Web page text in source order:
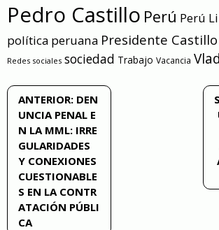
Pedro Castillo Perú Perú
política peruana Presidente Castillo
Redes sociales sociedad Trabajo Vacancia
Navegación
de
entradas
ANTERIOR: DEN
UNCIA PENAL E
N LA MML: IRRE
GULARIDADES
Y CONEXIONES
CUESTIONABLE
S EN LA CONTR
ATACIÓN PÚBLI
CA